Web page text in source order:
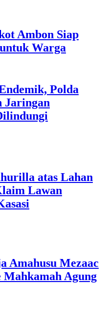
Ambon Siap
Warga
Polda
Jaringan
atas Lahan
Lawan
Amahusu Mezaac
Mahkamah Agung